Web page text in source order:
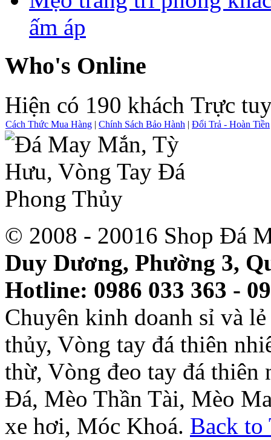
ấm áp
Who's Online
Hiện có 190 khách Trực
Cách Thức Mua Hàng | Chính Sách Bảo Hành | Đổi Trả - Hoàn Tiền
© 2008 - 20016 Shop Đá
Duy Dương, Phường 3,
Hotline: 0986 033 363 -
Chuyên kinh doanh sỉ và
thủy, Vòng tay đá thiên
thừ, Vòng đeo tay đá thiên
Đá, Mèo Thần Tài, Mèo
xe hơi, Móc Khoá. Back to